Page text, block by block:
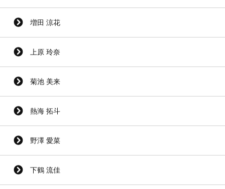
増田 涼花
上原 玲奈
菊池 美来
熱海 拓斗
野澤 愛菜
下鶴 流佳